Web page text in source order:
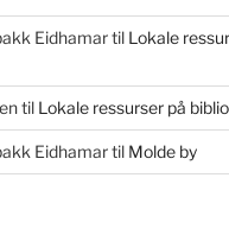
Eidhamartil Lokale
til Lokale ressurser på
Eidhamartil Molde by